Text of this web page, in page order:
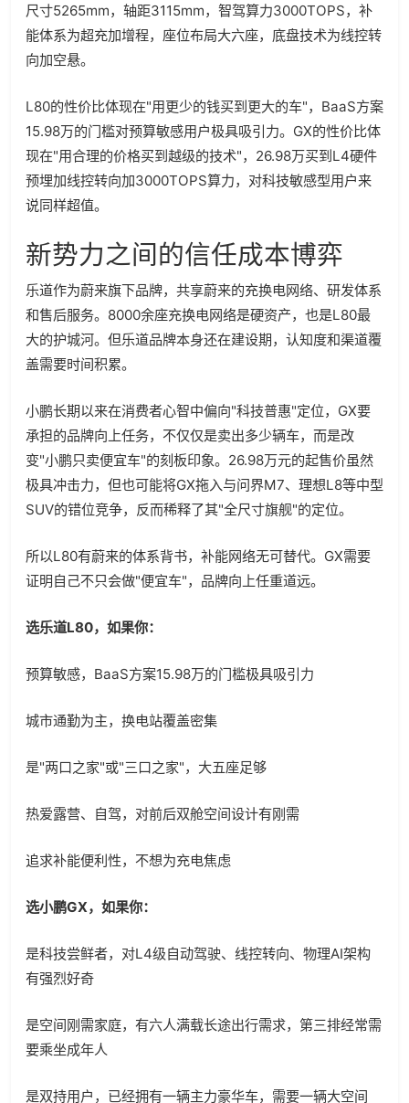
尺寸5265mm，轴距3115mm，智驾算力3000TOPS，补
能体系为超充加增程，座位布局大六座，底盘技术为线控转
向加空悬。
L80的性价比体现在"用更少的钱买到更大的车"，BaaS方案
15.98万的门槛对预算敏感用户极具吸引力。GX的性价比体
现在"用合理的价格买到越级的技术"，26.98万买到L4硬件
预埋加线控转向加3000TOPS算力，对科技敏感型用户来
说同样超值。
新势力之间的信任成本博弈
乐道作为蔚来旗下品牌，共享蔚来的充换电网络、研发体系
和售后服务。8000余座充换电网络是硬资产，也是L80最
大的护城河。但乐道品牌本身还在建设期，认知度和渠道覆
盖需要时间积累。
小鹏长期以来在消费者心智中偏向"科技普惠"定位，GX要
承担的品牌向上任务，不仅仅是卖出多少辆车，而是改
变"小鹏只卖便宜车"的刻板印象。26.98万元的起售价虽然
极具冲击力，但也可能将GX拖入与问界M7、理想L8等中型
SUV的错位竞争，反而稀释了其"全尺寸旗舰"的定位。
所以L80有蔚来的体系背书，补能网络无可替代。GX需要
证明自己不只会做"便宜车"，品牌向上任重道远。
选乐道L80，如果你：
预算敏感，BaaS方案15.98万的门槛极具吸引力
城市通勤为主，换电站覆盖密集
是"两口之家"或"三口之家"，大五座足够
热爱露营、自驾，对前后双舱空间设计有刚需
追求补能便利性，不想为充电焦虑
选小鹏GX，如果你：
是科技尝鲜者，对L4级自动驾驶、线控转向、物理AI架构
有强烈好奇
是空间刚需家庭，有六人满载长途出行需求，第三排经常需
要乘坐成年人
是双持用户，已经拥有一辆主力豪华车，需要一辆大空间